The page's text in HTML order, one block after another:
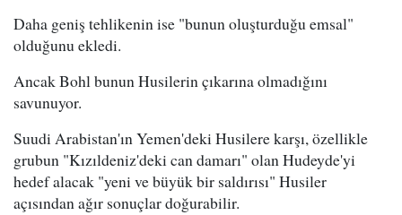
Daha geniş tehlikenin ise "bunun oluşturduğu emsal"
olduğunu ekledi.
Ancak Bohl bunun Husilerin çıkarına olmadığını
savunuyor.
Suudi Arabistan'ın Yemen'deki Husilere karşı, özellikle
grubun "Kızıldeniz'deki can damarı" olan Hudeyde'yi
hedef alacak "yeni ve büyük bir saldırısı" Husiler
açısından ağır sonuçlar doğurabilir.